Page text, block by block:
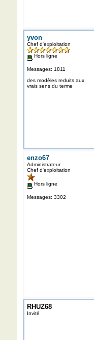
yvon
Chef d'exploitation
Hors ligne
Messages: 1811
des modèles reduits aux
vrais sens du terme
enzo67
Administrateur
Chef d'exploitation
Hors ligne
Messages: 3302
RHUZ68
Invité